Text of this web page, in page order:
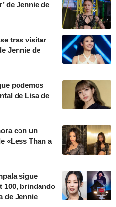
de Jennie de
tras visitar
Jennie de
podemos
de Lisa de
con un
«Less Than a
sigue
100, brindando
de Jennie